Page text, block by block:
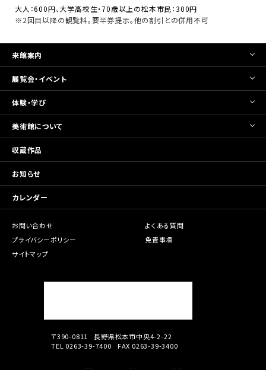
大人：600円、大学高校生・70歳以上の松本市民：300円
※2回目以降の観覧料。要半券提示。他の割引との併用不可
〒390-0811
長野県松本市中央4-2-22
TEL 0263-39-7400
FAX 0263-39-3400
お知らせ
カレンダー
お問い合わせ
よくある質問
プライバシーポリシー
免責事項
サイトマップ
来館案内
展覧会・イベント
体験・学び
美術館について
収蔵作品